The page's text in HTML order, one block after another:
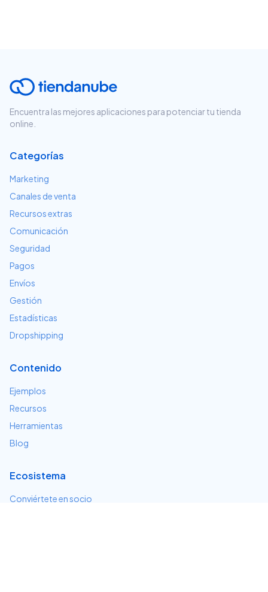
Encuentra las mejores aplicaciones para potenciar tu tienda
online.
Categorías
Marketing
Canales de venta
Recursos extras
Comunicación
Seguridad
Pagos
Envíos
Gestión
Estadísticas
Dropshipping
Contenido
Ejemplos
Recursos
Herramientas
Blog
Ecosistema
Conviértete en socio